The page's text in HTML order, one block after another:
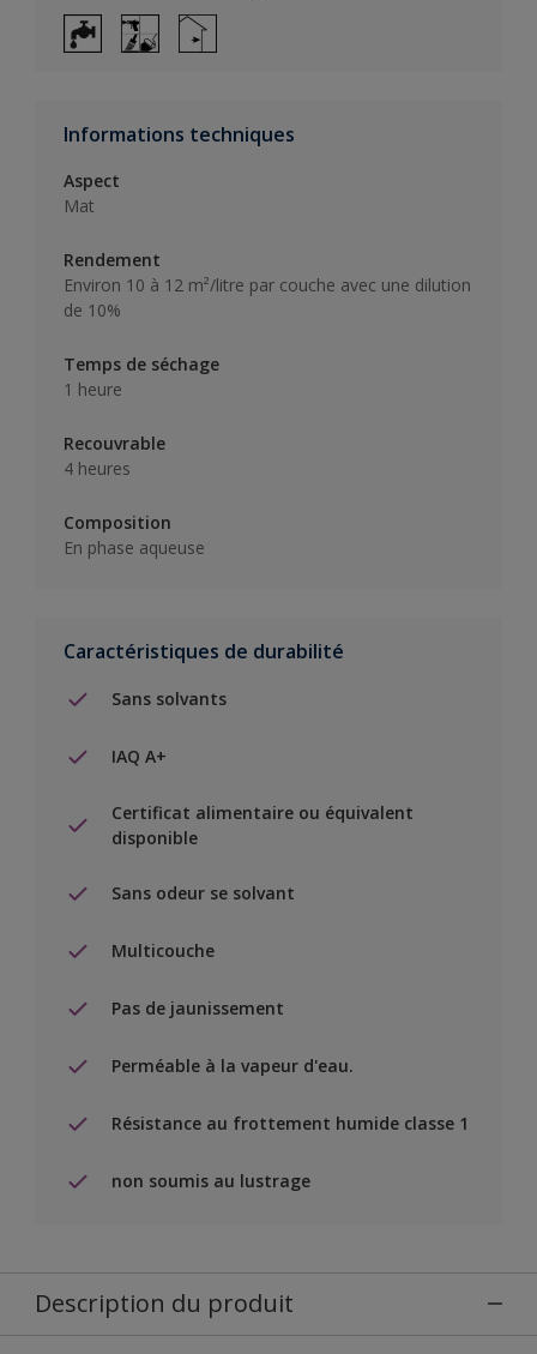
Informations techniques
Aspect
Mat
Rendement
Environ 10 à 12 m²/litre par couche avec une dilution
de 10%
Temps de séchage
1 heure
Recouvrable
4 heures
Composition
En phase aqueuse
Caractéristiques de durabilité
Sans solvants
IAQ A+
Certificat alimentaire ou équivalent
disponible
Sans odeur se solvant
Multicouche
Pas de jaunissement
Perméable à la vapeur d'eau.
Résistance au frottement humide classe 1
non soumis au lustrage
Description du produit